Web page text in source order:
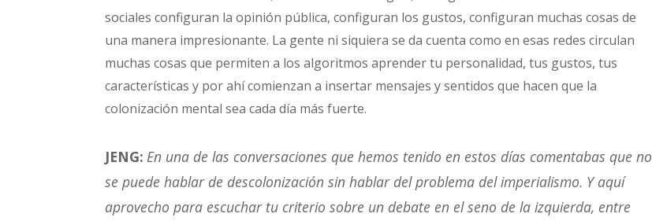
sociales configuran la opinión pública, configuran los gustos, configuran muchas cosas de
una manera impresionante. La gente ni siquiera se da cuenta como en esas redes circulan
muchas cosas que permiten a los algoritmos aprender tu personalidad, tus gustos, tus
características y por ahí comienzan a insertar mensajes y sentidos que hacen que la
colonización mental sea cada día más fuerte.
JENG: En una de las conversaciones que hemos tenido en estos días comentabas que no
se puede hablar de descolonización sin hablar del problema del imperialismo. Y aquí
aprovecho para escuchar tu criterio sobre un debate en el seno de la izquierda, entre